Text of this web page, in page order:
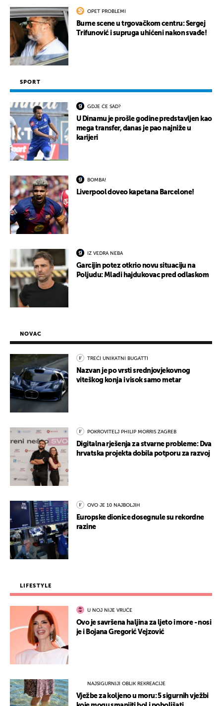
OPET PROBLEMI
Burne scene u trgovačkom centru: Sergej
Trifunović i supruga uhićeni nakon svađe!
SPORT
GDJE ĆE SAD?
U Dinamu je prošle godine predstavljen kao
mega transfer, danas je pao najniže u
karijeri
BOMBA!
Liverpool doveo kapetana Barcelone!
IZ VEDRA NEBA
Garcijin potez otkrio novu situaciju na
Poljudu: Mladi hajdukovac pred odlaskom
NOVAC
TREĆI UNIKATNI BUGATTI
Nazvan je po vrsti srednjovjekovnog
viteškog konja i visok samo metar
POKROVITELJ PHILIP MORRIS ZAGREB
Digitalna rješenja za stvarne probleme: Dva
hrvatska projekta dobila potporu za razvoj
OVO JE 10 NAJBOLJIH
Europske dionice dosegnule su rekordne
razine
LIFESTYLE
U NOJ NIJE VRUĆE
Ovo je savršena haljina za ljeto i more - nosi
je i Bojana Gregorić Vejzović
NAJSIGURNIJI OBLIK REKREACIJE
Vježbe za koljeno u moru: 5 sigurnih vježbi